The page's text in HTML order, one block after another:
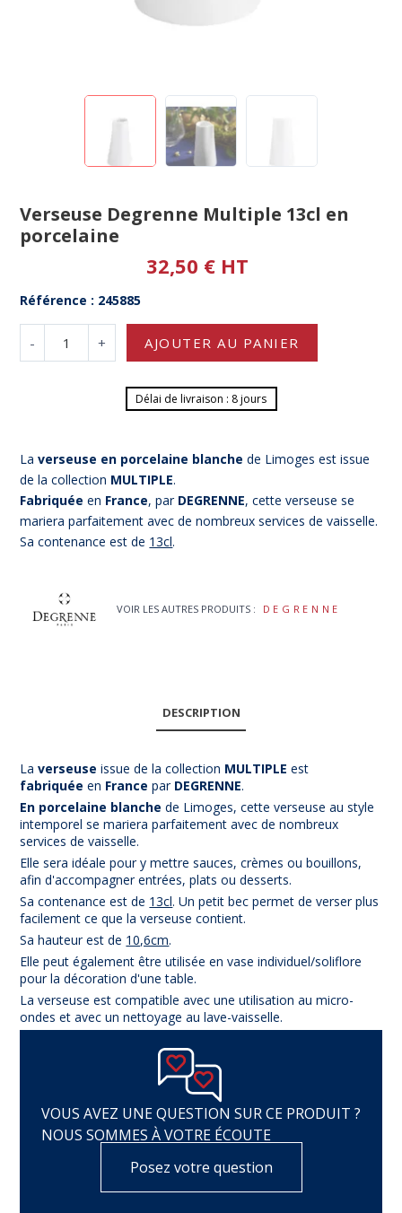
Verseuse Degrenne Multiple 13cl en
porcelaine
32,50 € HT
Référence : 245885
- + AJOUTER AU PANIER
Délai de livraison : 8 jours
Laverseuse en porcelaine blanche de Limoges est issue
de la collection MULTIPLE.
Fabriquée en France, par DEGRENNE, cette verseuse se
mariera parfaitement avec de nombreux services de vaisselle.
Sa contenance est de 13cl.
VOIR LES AUTRES PRODUITS : DEGRENNE
DESCRIPTION
Laverseuse issue de la collection MULTIPLEest
fabriquée en France par DEGRENNE.
En porcelaine blanche de Limoges, cette verseuse au style
intemporel se mariera parfaitement avec de nombreux
services de vaisselle.
Elle sera idéale pour y mettre sauces, crèmes ou bouillons,
afin d'accompagner entrées, plats ou desserts.
Sa contenance est de 13cl. Un petit bec permet de verser plus
facilement ce que la verseuse contient.
Sa hauteur est de 10,6cm.
Elle peut également être utilisée en vase individuel/soliflore
pour la décoration d'une table.
La verseuse est compatible avec une utilisation au micro-
ondes et avec un nettoyage au lave-vaisselle.
VOUS AVEZ UNE QUESTION SUR CE PRODUIT ?
NOUS SOMMES À VOTRE ÉCOUTE
Posez votre question